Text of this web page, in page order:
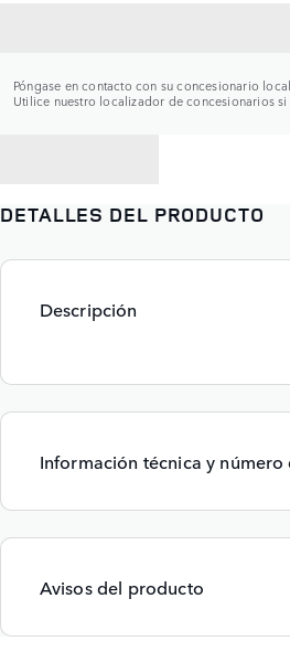
Póngase en contacto con su concesionario
Utilice nuestro localizador de concesionarios
DETALLES DEL PRODUCTO
Descripción
Información técnica y número
Avisos del producto